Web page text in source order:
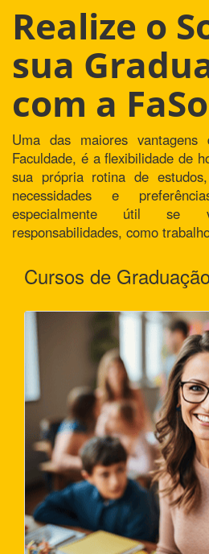
Realize o
sua
com a
Uma das maiores
Faculdade, é a flexibilidade de
sua própria rotina de
necessidades e
especialmente útil se
responsabilidades, como
Cursos de